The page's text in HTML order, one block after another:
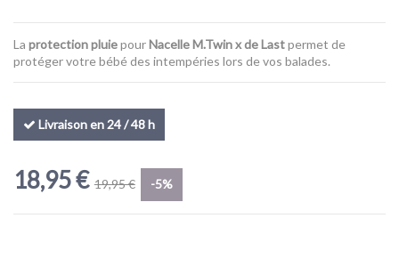
La protection pluiepourNacelle M.Twin x de Lastpermet de
protéger votre bébé des intempéries lors de vos balades.
Livraison en 24 / 48 h
18,95 € 19,95 € -5%